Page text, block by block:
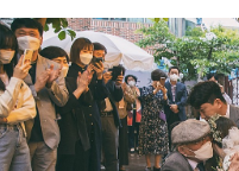
안동그랜드호텔